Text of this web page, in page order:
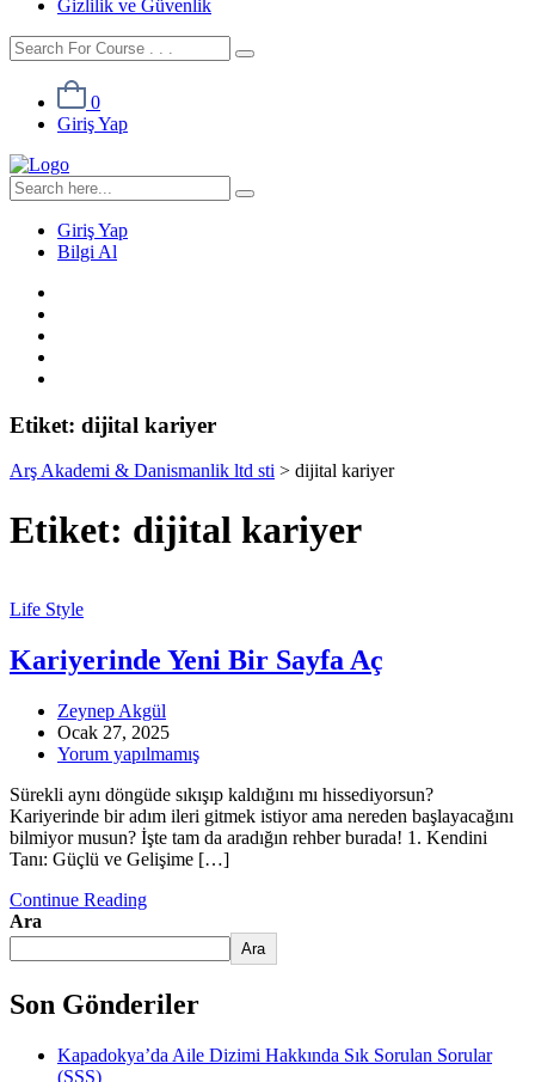
Gizlilik ve Güvenlik
0
Giriş Yap
Giriş Yap
Bilgi Al
Etiket: dijital kariyer
Arş Akademi & Danismanlik ltd sti > dijital kariyer
Etiket: dijital kariyer
Life Style
Kariyerinde Yeni Bir Sayfa Aç
Zeynep Akgül
Ocak 27, 2025
Yorum yapılmamış
Sürekli aynı döngüde sıkışıp kaldığını mı hissediyorsun?
Kariyerinde bir adım ileri gitmek istiyor ama nereden başlayacağını
bilmiyor musun? İşte tam da aradığın rehber burada! 1. Kendini
Tanı: Güçlü ve Gelişime […]
Continue Reading
Ara
Ara
Son Gönderiler
Kapadokya’da Aile Dizimi Hakkında Sık Sorulan Sorular
(SSS)